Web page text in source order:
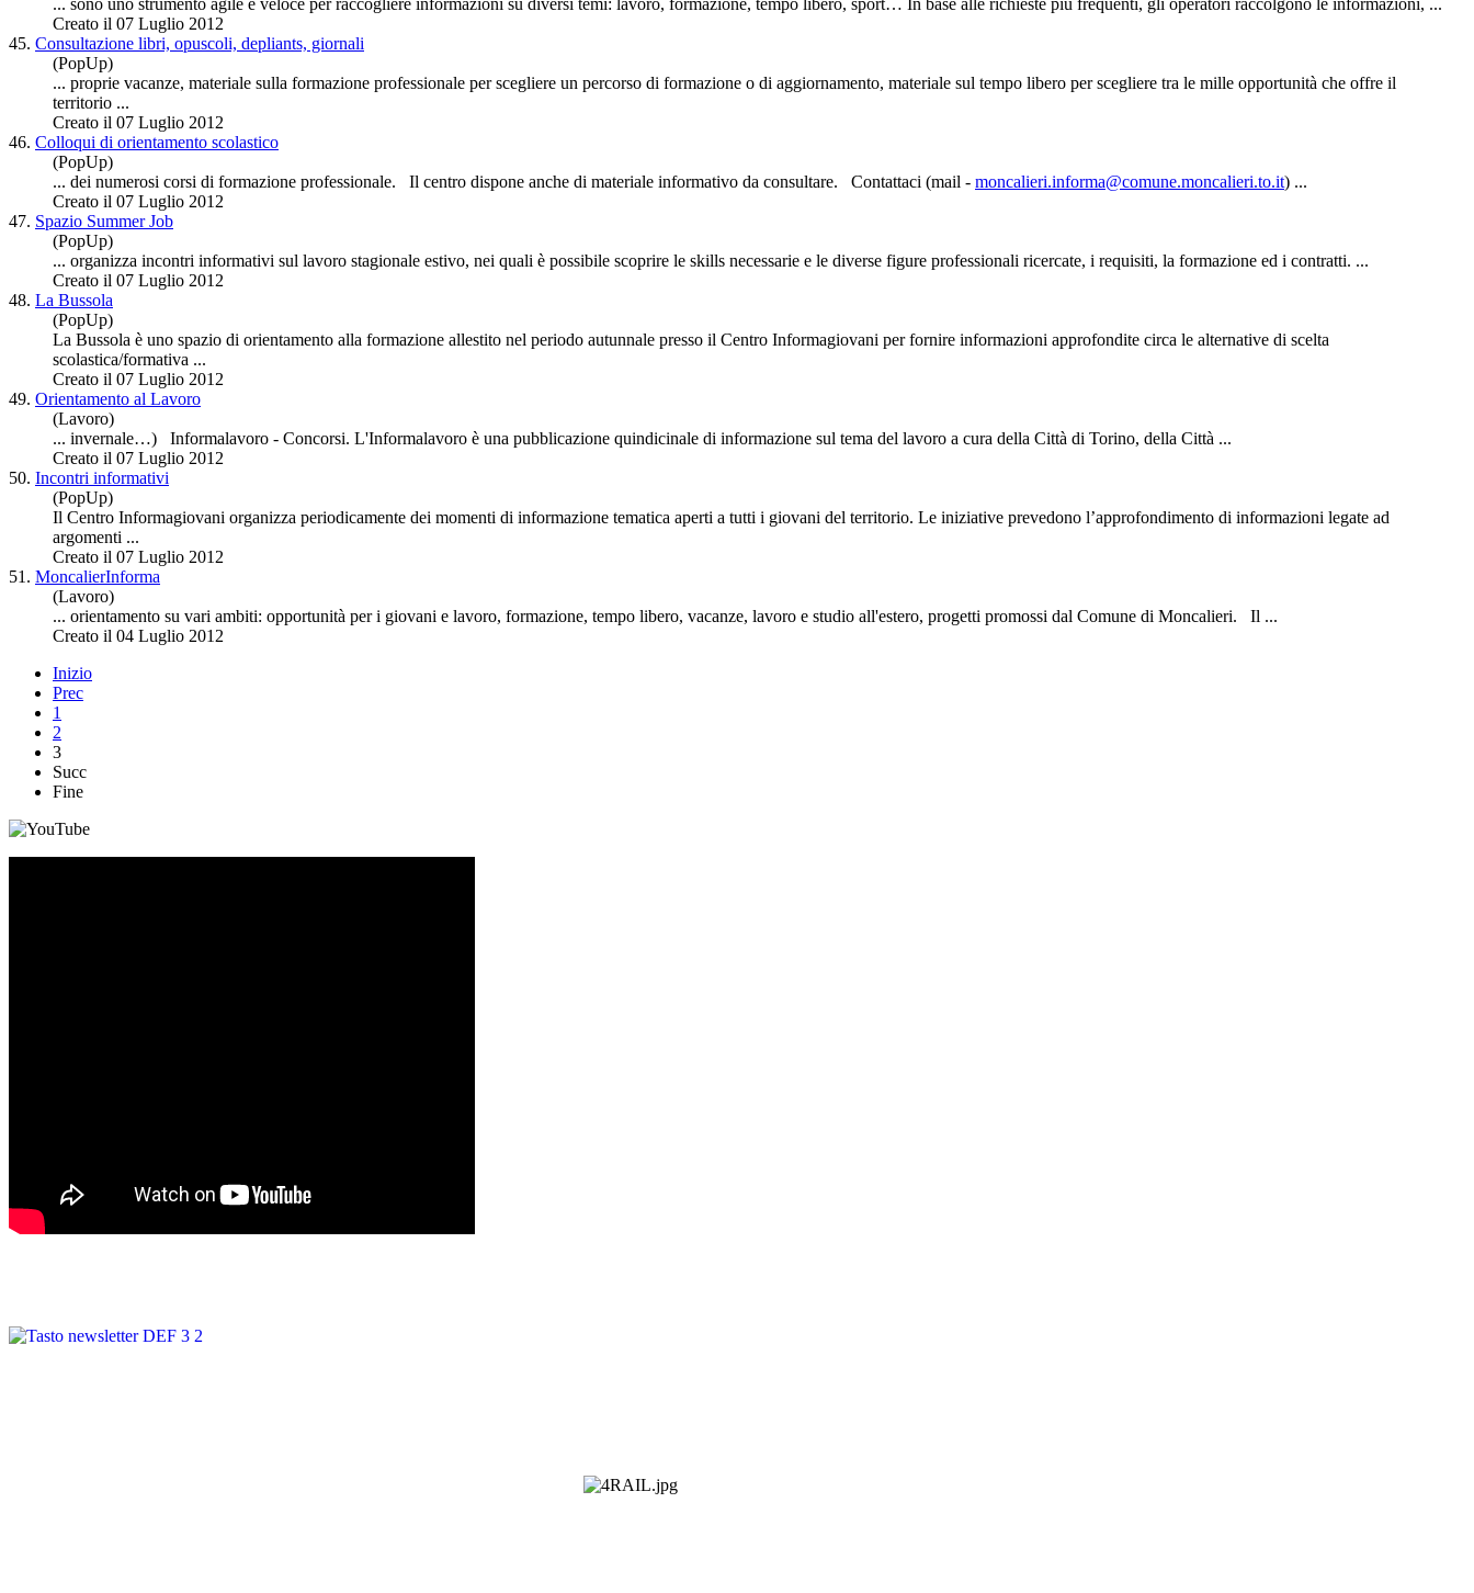
Creato il 07 Luglio 2012
45. Consultazione libri, opuscoli, depliants, giornali
(PopUp)
... proprie vacanze, materiale sulla formazione professionale per scegliere un percorso di formazione o di aggiornamento, materiale sul tempo libero per scegliere tra le mille opportunità che offre il
territorio ...
Creato il 07 Luglio 2012
46. Colloqui di orientamento scolastico
(PopUp)
... dei numerosi corsi di formazione professionale. Il centro dispone anche di materiale informativo da consultare. Contattaci (mail - moncalieri.informa@comune.moncalieri.to.it) ...
Creato il 07 Luglio 2012
47. Spazio Summer Job
(PopUp)
... organizza incontri informativi sul lavoro stagionale estivo, nei quali è possibile scoprire le skills necessarie e le diverse figure professionali ricercate, i requisiti, la formazione ed i contratti. ...
Creato il 07 Luglio 2012
48. La Bussola
(PopUp)
La Bussola è uno spazio di orientamento alla formazione allestito nel periodo autunnale presso il Centro Informagiovani per fornire informazioni approfondite circa le alternative di scelta
scolastica/formativa ...
Creato il 07 Luglio 2012
49. Orientamento al Lavoro
(Lavoro)
... invernale…) Informalavoro - Concorsi. L'Informalavoro è una pubblicazione quindicinale di informazione sul tema del lavoro a cura della Città di Torino, della Città ...
Creato il 07 Luglio 2012
50. Incontri informativi
(PopUp)
Il Centro Informagiovani organizza periodicamente dei momenti di informazione tematica aperti a tutti i giovani del territorio. Le iniziative prevedono l’approfondimento di informazioni legate ad
argomenti ...
Creato il 07 Luglio 2012
51. MoncalierInforma
(Lavoro)
... orientamento su vari ambiti: opportunità per i giovani e lavoro, formazione, tempo libero, vacanze, lavoro e studio all'estero, progetti promossi dal Comune di Moncalieri. Il ...
Creato il 04 Luglio 2012
Inizio
Prec
1
2
3
Succ
Fine